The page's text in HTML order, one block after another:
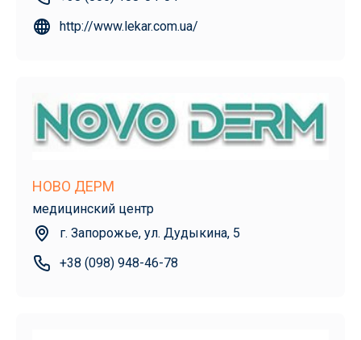
http://www.lekar.com.ua/
НОВО ДЕРМ
медицинский центр
г. Запорожье, ул. Дудыкина, 5
+38 (098) 948-46-78